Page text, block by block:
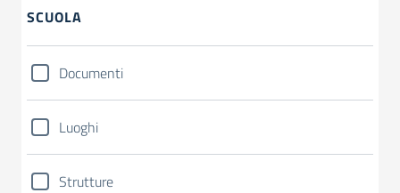
SCUOLA
Documenti
Luoghi
Strutture